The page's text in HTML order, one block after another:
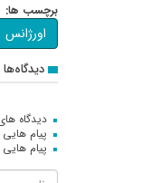
برچسب ها:
اورژانس
دیدگاه‌ها
دیدگاه
پیام
پیام